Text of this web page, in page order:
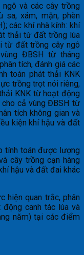
và các cây trồng
sa, xám, mặn, phèn
các khí nhà kính: khí
thải từ đất trồng lúa
từ đất trồng cây ngô
ĐBSH từ tháng
tích, đánh giá các
toán phát thải KNK
trồng trọt nói riêng,
KNK từ hoạt động
cho cả vùng ĐBSH từ
tích không gian và
kiện khí hậu và đất
tính toán được lượng
cây trồng cạn hàng
hậu và đất đai khác
hiện quan trắc, phân
canh tác lúa và
năm) tại các điểm